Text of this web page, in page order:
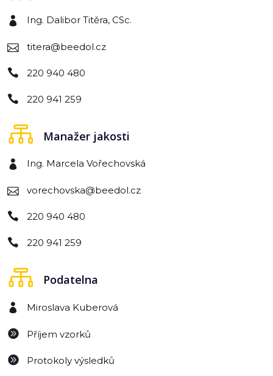
Ing. Dalibor Titěra, CSc.
titera@beedol.cz
220 940 480
220 941 259
Manažer jakosti
Ing. Marcela Vořechovská
vorechovska@beedol.cz
220 940 480
220 941 259
Podatelna
Miroslava Kuberová
Příjem vzorků
Protokoly výsledků